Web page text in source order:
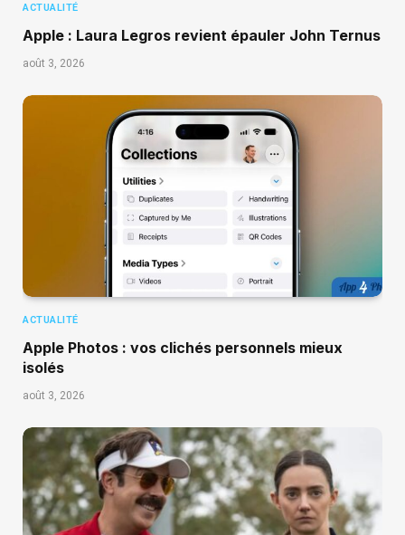
ACTUALITÉ
Apple : Laura Legros revient épauler John Ternus
août 3, 2026
ACTUALITÉ
Apple Photos : vos clichés personnels mieux
isolés
août 3, 2026